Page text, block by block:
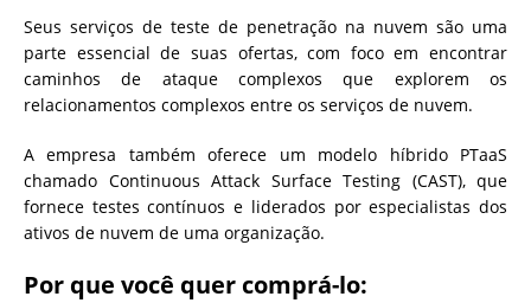
Seus serviços de teste de penetração na nuvem são uma
parte essencial de suas ofertas, com foco em encontrar
caminhos de ataque complexos que explorem os
relacionamentos complexos entre os serviços de nuvem.
A empresa também oferece um modelo híbrido PTaaS
chamado Continuous Attack Surface Testing (CAST), que
fornece testes contínuos e liderados por especialistas dos
ativos de nuvem de uma organização.
Por que você quer comprá-lo: